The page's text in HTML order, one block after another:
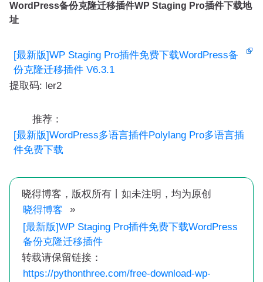
WordPress备份克隆迁移插件WP Staging Pro插件下载地
址
[最新版]WP Staging Pro插件免费下载WordPress备
份克隆迁移插件 V6.3.1
提取码: ler2
推荐：
[最新版]WordPress多语言插件Polylang Pro多语言插
件免费下载
晓得博客，版权所有丨如未注明，均为原创
晓得博客
»
[最新版]WP Staging Pro插件免费下载WordPress
备份克隆迁移插件
转载请保留链接：
https://pythonthree.com/free-download-wp-